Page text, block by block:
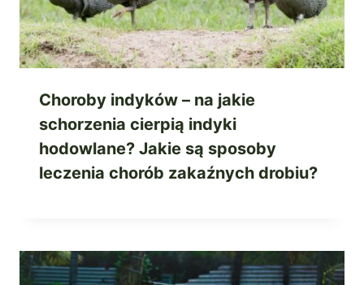
Choroby indyków – na jakie
schorzenia cierpią indyki
hodowlane? Jakie są sposoby
leczenia chorób zakaźnych drobiu?